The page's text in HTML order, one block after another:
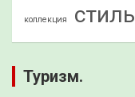
коллекция стиль
Туризм.